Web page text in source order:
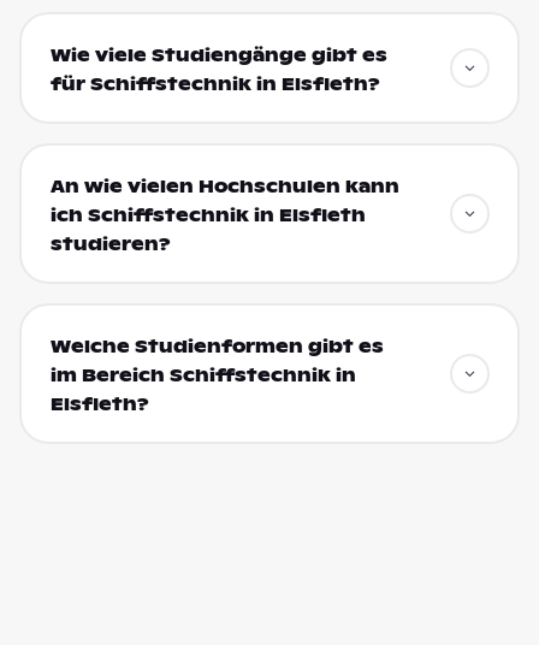
Wie viele Studiengänge gibt es
für Schiffstechnik in Elsfleth?
An wie vielen Hochschulen kann
ich Schiffstechnik in Elsfleth
studieren?
Welche Studienformen gibt es
im Bereich Schiffstechnik in
Elsfleth?